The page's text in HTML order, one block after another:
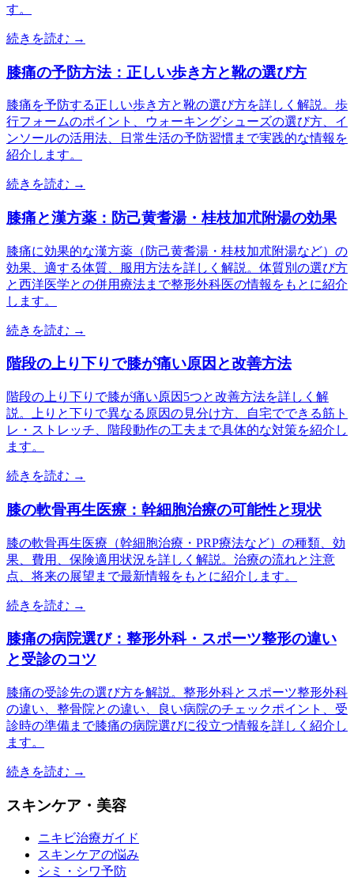
す。
続きを読む →
膝痛の予防方法：正しい歩き方と靴の選び方
膝痛を予防する正しい歩き方と靴の選び方を詳しく解説。歩
行フォームのポイント、ウォーキングシューズの選び方、イ
ンソールの活用法、日常生活の予防習慣まで実践的な情報を
紹介します。
続きを読む →
膝痛と漢方薬：防己黄耆湯・桂枝加朮附湯の効果
膝痛に効果的な漢方薬（防己黄耆湯・桂枝加朮附湯など）の
効果、適する体質、服用方法を詳しく解説。体質別の選び方
と西洋医学との併用療法まで整形外科医の情報をもとに紹介
します。
続きを読む →
階段の上り下りで膝が痛い原因と改善方法
階段の上り下りで膝が痛い原因5つと改善方法を詳しく解
説。上りと下りで異なる原因の見分け方、自宅でできる筋ト
レ・ストレッチ、階段動作の工夫まで具体的な対策を紹介し
ます。
続きを読む →
膝の軟骨再生医療：幹細胞治療の可能性と現状
膝の軟骨再生医療（幹細胞治療・PRP療法など）の種類、効
果、費用、保険適用状況を詳しく解説。治療の流れと注意
点、将来の展望まで最新情報をもとに紹介します。
続きを読む →
膝痛の病院選び：整形外科・スポーツ整形の違い
と受診のコツ
膝痛の受診先の選び方を解説。整形外科とスポーツ整形外科
の違い、整骨院との違い、良い病院のチェックポイント、受
診時の準備まで膝痛の病院選びに役立つ情報を詳しく紹介し
ます。
続きを読む →
スキンケア・美容
ニキビ治療ガイド
スキンケアの悩み
シミ・シワ予防